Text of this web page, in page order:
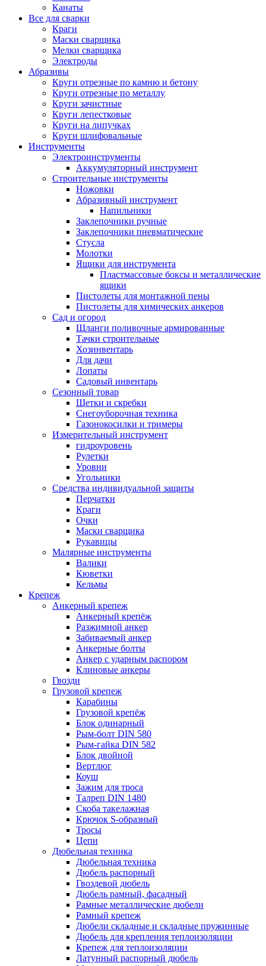
Канаты
Все для сварки
Краги
Маски сварщика
Мелки сварщика
Электроды
Абразивы
Круги отрезные по камню и бетону
Круги отрезные по металлу
Круги зачистные
Круги лепестковые
Круги на липучках
Круги шлифовальные
Инструменты
Электроинструменты
Аккумуляторный инструмент
Строительные инструменты
Ножовки
Абразивный инструмент
Напильники
Заклепочники ручные
Заклепочники пневматические
Стусла
Молотки
Ящики для инструмента
Пластмассовые боксы и металлические
ящики
Пистолеты для монтажной пены
Пистолеты для химических анкеров
Сад и огород
Шланги поливочные армированные
Тачки строительные
Хозинвентарь
Для дачи
Лопаты
Садовый инвентарь
Сезонный товар
Щетки и скребки
Снегоуборочная техника
Газонокосилки и тримеры
Измерительный инструмент
гидроуровень
Рулетки
Уровни
Угольники
Средства индивидуальной защиты
Перчатки
Краги
Очки
Маски сварщика
Рукавицы
Малярные инструменты
Валики
Кюветки
Кельмы
Крепеж
Анкерный крепеж
Анкерный крепёж
Разжимной анкер
Забиваемый анкер
Анкерные болты
Анкер с ударным распором
Клиновые анкеры
Гвозди
Грузовой крепеж
Карабины
Грузовой крепёж
Блок одинарный
Рым-болт DIN 580
Рым-гайка DIN 582
Блок двойной
Вертлюг
Коуш
Зажим для троса
Талреп DIN 1480
Скоба такелажная
Крючок S-образный
Тросы
Цепи
Дюбельная техника
Дюбельная техника
Дюбель распорный
Гвоздевой дюбель
Дюбель рамный, фасадный
Рамные металлические дюбели
Рамный крепеж
Дюбели складные и складные пружинные
Дюбель для крепления теплоизоляции
Крепеж для теплоизоляции
Латунный распорный дюбель